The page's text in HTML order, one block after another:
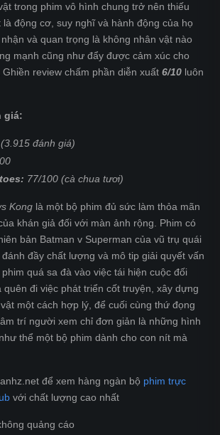
trong phim vô hình chung trở nên thiếu
là động cơ, suy nghĩ và hành động của họ
và quan trọng là không nhân vật nào
mạnh cũng như đẩy được cảm xúc cho
review chấm phần diễn xuất 6/10 luôn
giá:
đánh giá)
77/100 (cà chua tươi)
Kong là một bộ phim đủ sức làm thỏa mãn
khán giả đối với màn ảnh rộng. Phim có
bản Batman v Superman của vũ trụ quái
đầy chất lượng và mô tip giải quyết vấn
quá sa đà vào việc tái hiện cuộc đối
quên đi việc phát triển cốt truyện, xây dựng
một cách hợp lý, để cuối cùng thứ đọng
trí người xem chỉ đơn giản là những hình
thể một bộ phim dành cho con nít mà
để xem hàng ngàn bộ phim trực
với chất lượng cao nhất
quảng cáo